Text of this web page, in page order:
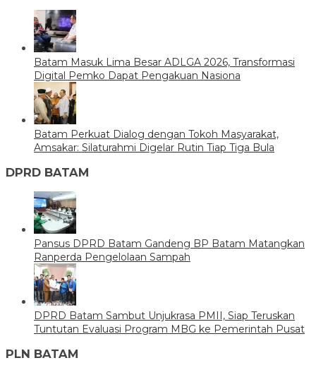
Batam Masuk Lima Besar ADLGA 2026, Transformasi
Digital Pemko Dapat Pengakuan Nasiona
Batam Perkuat Dialog dengan Tokoh Masyarakat,
Amsakar: Silaturahmi Digelar Rutin Tiap Tiga Bula
DPRD BATAM
Pansus DPRD Batam Gandeng BP Batam Matangkan
Ranperda Pengelolaan Sampah
DPRD Batam Sambut Unjukrasa PMII, Siap Teruskan
Tuntutan Evaluasi Program MBG ke Pemerintah Pusat
PLN BATAM